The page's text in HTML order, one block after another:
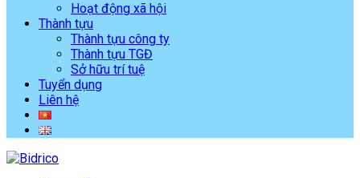
Hoạt động xã hội
Thành tựu
Thành tựu công ty
Thành tựu TGĐ
Sở hữu trí tuệ
Tuyển dụng
Liên hệ